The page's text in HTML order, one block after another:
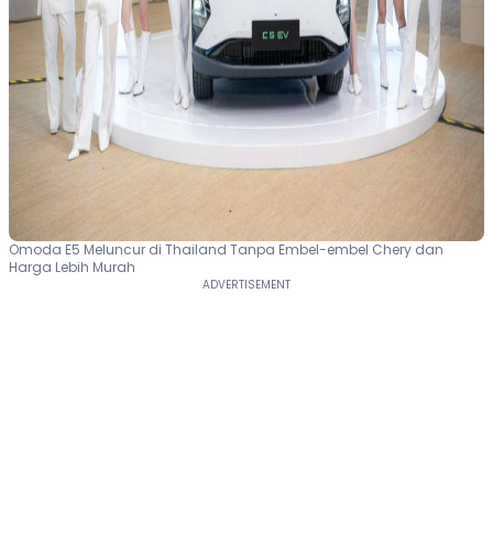
Omoda E5 Meluncur di Thailand Tanpa Embel-embel Chery dan
Harga Lebih Murah